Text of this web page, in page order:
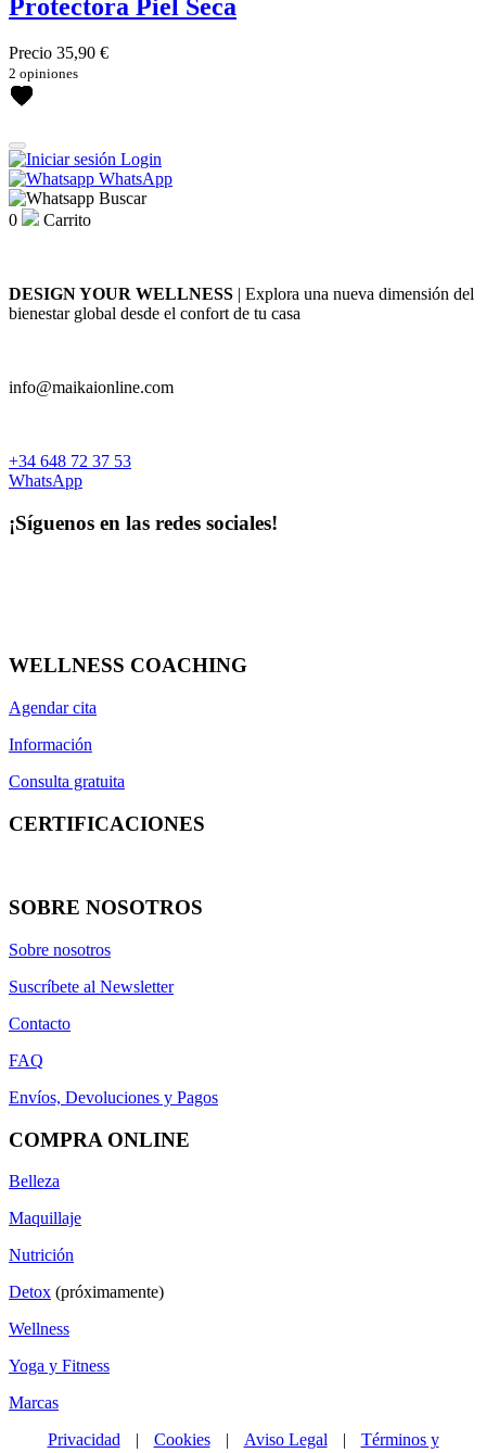
Protectora Piel Seca
Precio 35,90 €
2 opiniones
Login
WhatsApp
Buscar
0
Carrito
DESIGN YOUR WELLNESS | Explora una nueva dimensión del
bienestar global desde el confort de tu casa
info@maikaionline.com
+34 648 72 37 53
WhatsApp
¡Síguenos en las redes sociales!
WELLNESS COACHING
Agendar cita
Información
Consulta gratuita
CERTIFICACIONES
SOBRE NOSOTROS
Sobre nosotros
Suscríbete al Newsletter
Contacto
FAQ
Envíos, Devoluciones y Pagos
COMPRA ONLINE
Belleza
Maquillaje
Nutrición
Detox (próximamente)
Wellness
Yoga y Fitness
Marcas
Privacidad
| Cookies | Aviso Legal |
Términos y